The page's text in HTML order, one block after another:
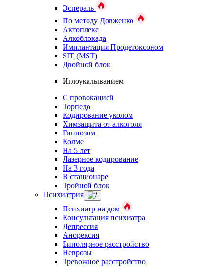
Эспераль
По методу Довженко
Актоплекс
Алкоблокада
Имплантация Продетоксоном
SIT (MST)
Двойной блок
Иглоукалыванием
С провокацией
Торпедо
Кодирование уколом
Химзащита от алкоголя
Гипнозом
Колме
На 5 лет
Лазерное кодирование
На 3 года
В стационаре
Тройной блок
Психиатрия
Психиатр на дом
Консультация психиатра
Депрессия
Анорексия
Биполярное расстройство
Неврозы
Тревожное расстройство